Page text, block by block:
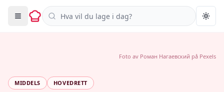
Søk i oppskrifter
MIDDELS HOVEDRETT
Foto av Роман Нагаевский på Pexels